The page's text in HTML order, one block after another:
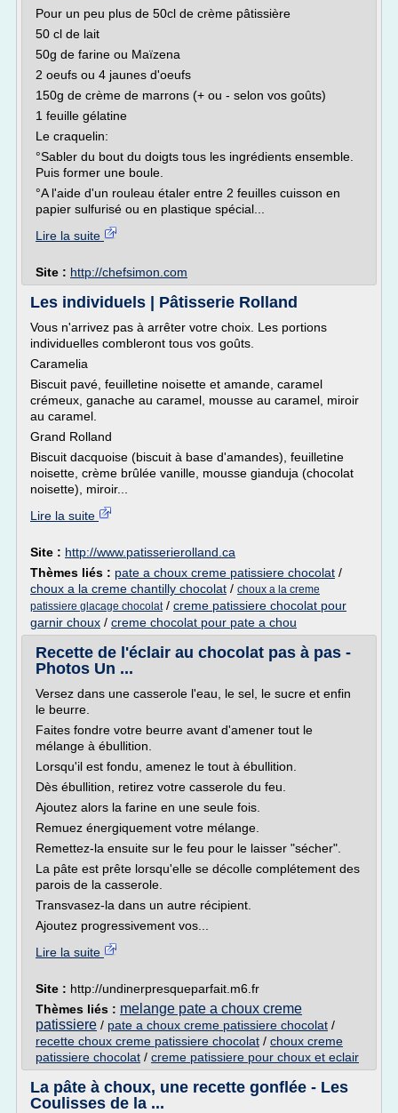
Pour un peu plus de 50cl de crème pâtissière
50 cl de lait
50g de farine ou Maïzena
2 oeufs ou 4 jaunes d'oeufs
150g de crème de marrons (+ ou - selon vos goûts)
1 feuille gélatine
Le craquelin:
°Sabler du bout du doigts tous les ingrédients ensemble.
Puis former une boule.
°A l'aide d'un rouleau étaler entre 2 feuilles cuisson en
papier sulfurisé ou en plastique spécial...
Lire la suite
Site : http://chefsimon.com
Les individuels | Pâtisserie Rolland
Vous n'arrivez pas à arrêter votre choix. Les portions
individuelles combleront tous vos goûts.
Caramelia
Biscuit pavé, feuilletine noisette et amande, caramel
crémeux, ganache au caramel, mousse au caramel, miroir
au caramel.
Grand Rolland
Biscuit dacquoise (biscuit à base d'amandes), feuilletine
noisette, crème brûlée vanille, mousse gianduja (chocolat
noisette), miroir...
Lire la suite
Site : http://www.patisserierolland.ca
Thèmes liés : pate a choux creme patissiere chocolat /
choux a la creme chantilly chocolat / choux a la creme
patissiere glacage chocolat/ creme patissiere chocolat pour
garnir choux / creme chocolat pour pate a chou
Recette de l'éclair au chocolat pas à pas -
Photos Un ...
Versez dans une casserole l'eau, le sel, le sucre et enfin
le beurre.
Faites fondre votre beurre avant d'amener tout le
mélange à ébullition.
Lorsqu'il est fondu, amenez le tout à ébullition.
Dès ébullition, retirez votre casserole du feu.
Ajoutez alors la farine en une seule fois.
Remuez énergiquement votre mélange.
Remettez-la ensuite sur le feu pour le laisser "sécher".
La pâte est prête lorsqu'elle se décolle complétement des
parois de la casserole.
Transvasez-la dans un autre récipient.
Ajoutez progressivement vos...
Lire la suite
Site : http://undinerpresqueparfait.m6.fr
Thèmes liés : melange pate a choux creme
patissiere / pate a choux creme patissiere chocolat /
recette choux creme patissiere chocolat / choux creme
patissiere chocolat / creme patissiere pour choux et eclair
La pâte à choux, une recette gonflée - Les
Coulisses de la ...